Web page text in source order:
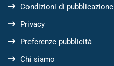
Condizioni di pubblicazione
Privacy
Preferenze pubblicità
Chi siamo